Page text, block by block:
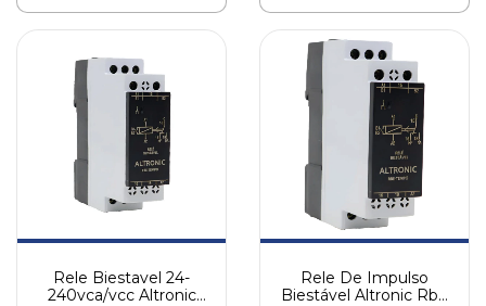
Rele Biestavel 24-
240vca/vcc Altronic
Rele De Impulso
Biestável Altronic Rbe